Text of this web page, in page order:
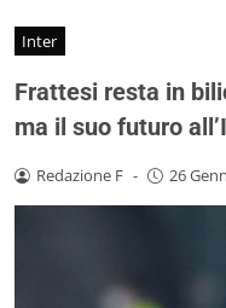
Inter
Frattesi resta in
ma il suo futuro
Redazione F - 26